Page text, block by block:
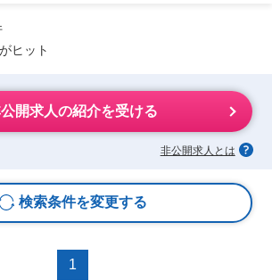
ヒット
開求人の紹介を受ける
非公開求人とは
検索条件を変更する
1